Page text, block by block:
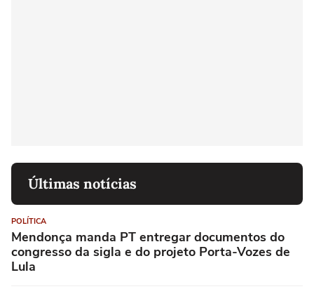
Últimas notícias
POLÍTICA
Mendonça manda PT entregar documentos do
congresso da sigla e do projeto Porta-Vozes de
Lula